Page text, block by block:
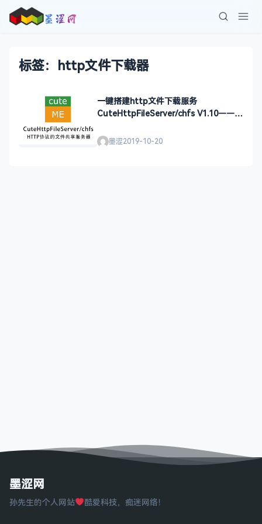
标签：http文件下载器
一键搭建http文件下载服务
CuteHttpFileServer/chfs V1.10——墨
墨涩2019-10-20
墨涩网
孙先生的个人网站 酷爱科技，痴迷网络！